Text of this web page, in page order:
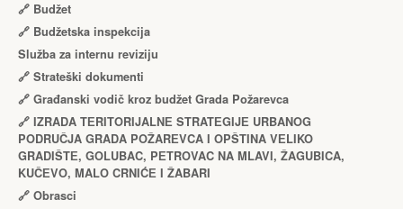
🔗 Budžet
🔗 Budžetska inspekcija
Služba za internu reviziju
🔗 Strateški dokumenti
🔗 Građanski vodič kroz budžet Grada Požarevca
🔗 IZRADA TЕRITORIJALNЕ STRATЕGIJЕ URBANOG
PODRUČJA GRADA POŽARЕVCA I OPŠTINA VЕLIKO
GRADIŠTЕ, GOLUBAC, PЕTROVAC NA MLAVI, ŽAGUBICA,
KUČЕVO, MALO CRNIĆЕ I ŽABARI
🔗 Obrasci